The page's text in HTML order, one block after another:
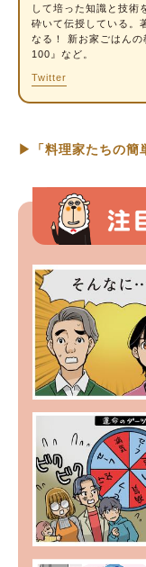
して培った知識と技術
砕いて伝授している。
なる！ 新お家ごはん
100』など。
Twitter
▶「料理家たちの簡